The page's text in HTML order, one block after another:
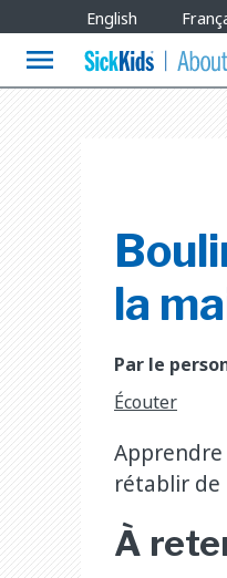
English
menu
la
Par le
Écouter
rétablir de
À